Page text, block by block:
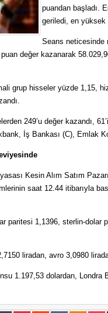
puandan başladı.
geriledi, en yüksek
Seans neticesinde
değer kazanarak
grup hisseler yüzde 1,15,
249’u değer kazandı,
İş Bankası (C), Emlak
Kesin Alım Satım
saat 12.44 itibarıyla
paritesi 1,1396, sterlin-dolar
liradan, avro 3,0980
1.197,53 dolardan,